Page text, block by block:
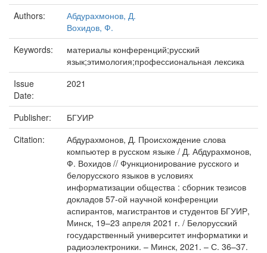
Authors:
Абдурахмонов, Д.
Вохидов, Ф.
Keywords:
материалы конференций;русский
язык;этимология;профессиональная лексика
Issue
Date:
2021
Publisher:
БГУИР
Citation:
Абдурахмонов, Д. Происхождение слова
компьютер в русском языке / Д. Абдурахмонов,
Ф. Вохидов // Функционирование русского и
белорусского языков в условиях
информатизации общества : сборник тезисов
докладов 57-ой научной конференции
аспирантов, магистрантов и студентов БГУИР,
Минск, 19–23 апреля 2021 г. / Белорусский
государственный университет информатики и
радиоэлектроники. – Минск, 2021. – С. 36–37.